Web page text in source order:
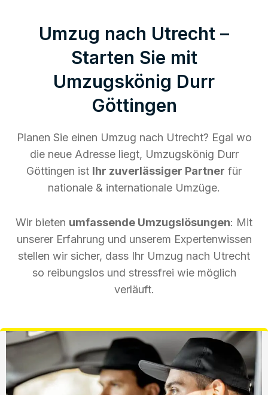
Umzug nach Utrecht –
Starten Sie mit
Umzugskönig Durr
Göttingen
Planen Sie einen Umzug nach Utrecht? Egal wo
die neue Adresse liegt, Umzugskönig Durr
Göttingen ist Ihr zuverlässiger Partner für
nationale & internationale Umzüge.
Wir bieten umfassende Umzugslösungen: Mit
unserer Erfahrung und unserem Expertenwissen
stellen wir sicher, dass Ihr Umzug nach Utrecht
so reibungslos und stressfrei wie möglich
verläuft.